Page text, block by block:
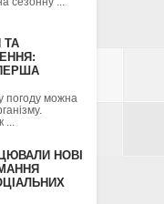
погоду можна
НОВІ